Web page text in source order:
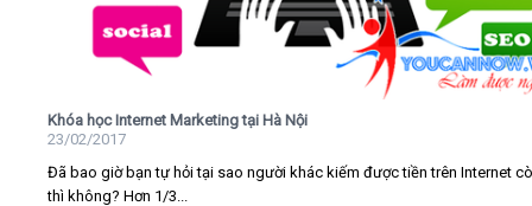
Khóa học Internet Marketing tại Hà Nội
23/02/2017
Đã bao giờ bạn tự hỏi tại sao người khác kiếm được tiền trên Internet
thì không? Hơn 1/3...